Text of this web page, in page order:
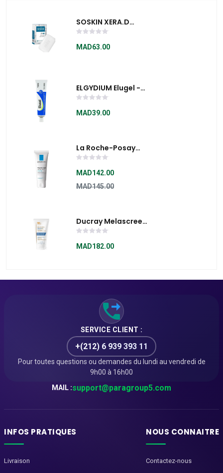
SOSKIN XERA.D
SAVON SURGRAS
MAD63.00
ELGYDIUM Elugel -
Gel Buccal Purifiant
40 Ml
MAD39.00
La Roche-Posay
Toleriane Sensitive
Soin Hydratant
Apaisant 40ML
MAD142.00
MAD145.00
Ducray Melascreen
Fluide Anti-Taches
Protectrice Spf50+
MAD182.00
SERVICE CLIENT :
+(212) 6 939 393 11
Pour toutes questions ou demandes du lundi au vendredi de
9h00 à 16h00
MAIL :support@paragroup5.com
INFOS PRATIQUES
Livraison
NOUS CONNAITRE
Contactez-nous